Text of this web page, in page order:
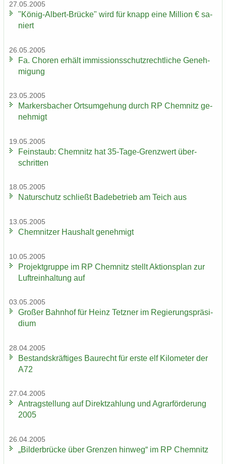
27.05.2005
"König-​Albert-Brücke" wird für knapp eine Mil­li­on € sa­
niert
26.05.2005
Fa. Cho­ren er­hält im­mis­si­ons­schutz­recht­li­che Ge­neh­
mi­gung
23.05.2005
Mar­kers­ba­cher Orts­um­ge­hung durch RP Chem­nitz ge­
neh­migt
19.05.2005
Fein­staub: Chem­nitz hat 35-​Tage-Grenzwert über­
schrit­ten
18.05.2005
Na­tur­schutz schließt Ba­de­be­trieb am Teich aus
13.05.2005
Chem­nit­zer Haus­halt ge­neh­migt
10.05.2005
Pro­jekt­grup­pe im RP Chem­nitz stellt Ak­ti­ons­plan zur
Luft­rein­hal­tung auf
03.05.2005
Gro­ßer Bahn­hof für Heinz Tetz­ner im Re­gie­rungs­prä­si­
di­um
28.04.2005
Be­stands­kräf­ti­ges Bau­recht für erste elf Ki­lo­me­ter der
A72
27.04.2005
An­trag­stel­lung auf Di­rekt­zah­lung und Agrar­för­de­rung
2005
26.04.2005
„Bil­der­brü­cke über Gren­zen hin­weg“ im RP Chem­nitz